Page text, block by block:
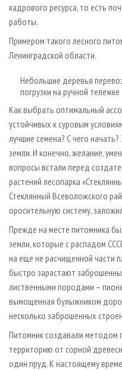
кадрового ресурса, то есть
работы.
Примером такого лесного
Ленинградской области.
Небольшие деревья
погрузки на ручной тележке
Как выбрать оптимальный
устойчивых к суровым
лучшие семена? С чего
земли. И конечно, желание,
вопросы встали перед
растений лесопарка
Стеклянный Всеволожского
оросительную систему,
Прежде на месте питомника
земли, которые с распадом
на еще не расчищенной части
быстро зарастают
лиственными породами –
вымощенная булыжником
несколько заброшенных
Питомник создавали
территорию от сорной
один пруд. К настоящему